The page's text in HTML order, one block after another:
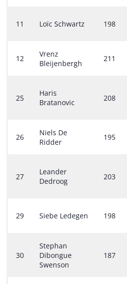
11 Loïc Schwartz 198
12
Vrenz
Bleijenbergh
211
25
Haris
Bratanovic
208
26
Niels De
Ridder
195
27
Leander
Dedroog
203
29 Siebe Ledegen 198
30
Stephan
Dibongue
Swenson
187